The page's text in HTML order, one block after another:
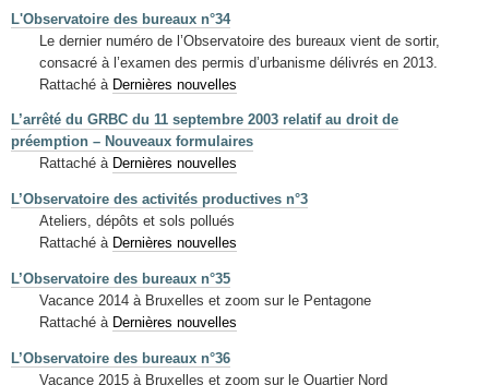
L'Observatoire des bureaux n°34
Le dernier numéro de l’Observatoire des bureaux vient de sortir,
consacré à l’examen des permis d’urbanisme délivrés en 2013.
Rattaché à Dernières nouvelles
L’arrêté du GRBC du 11 septembre 2003 relatif au droit de
préemption – Nouveaux formulaires
Rattaché à Dernières nouvelles
L’Observatoire des activités productives n°3
Ateliers, dépôts et sols pollués
Rattaché à Dernières nouvelles
L’Observatoire des bureaux n°35
Vacance 2014 à Bruxelles et zoom sur le Pentagone
Rattaché à Dernières nouvelles
L’Observatoire des bureaux n°36
Vacance 2015 à Bruxelles et zoom sur le Quartier Nord